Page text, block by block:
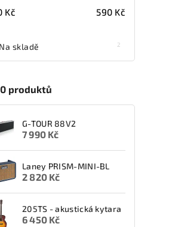
Kč 590 Kč
Na skladě 2
produktů
G-TOUR 88V2
7 990 Kč
Laney PRISM-MINI-BL
2 820 Kč
205TS - akustická kytara
6 450 Kč